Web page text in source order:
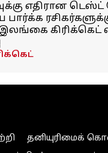
எதிரான
பார்க்க
கிரிக்கெட்
தனியுரிமைக்